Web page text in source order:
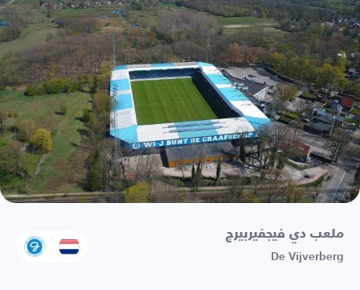
ملعب دي فيجفيربيرج
De Vijverberg